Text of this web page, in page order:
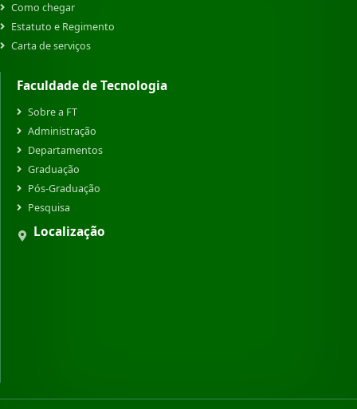
Como chegar
Estatuto e Regimento
Carta de serviços
Faculdade de Tecnologia
Sobre a FT
Administração
Departamentos
Graduação
Pós-Graduação
Pesquisa
Localização